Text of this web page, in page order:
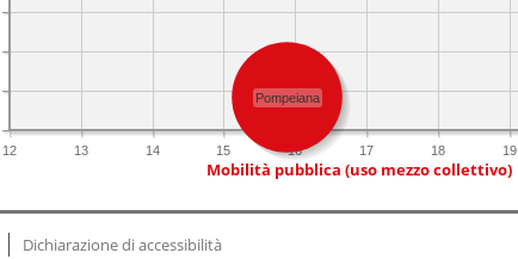
12 13 14 15 16 17 18 19
Pompeiana
Mobilità pubblica (uso mezzo collettivo)
Dichiarazione di accessibilità